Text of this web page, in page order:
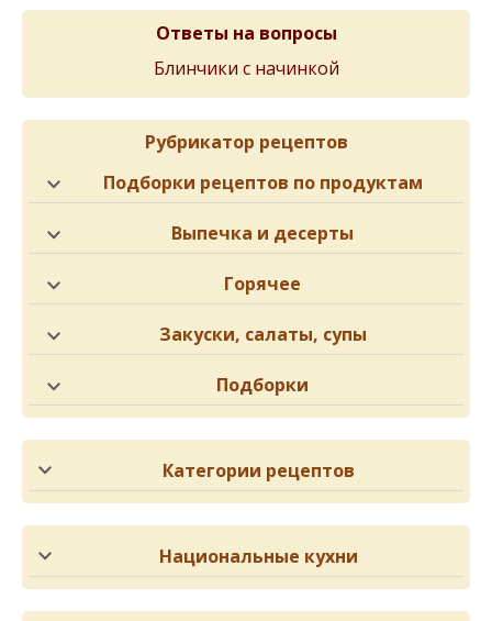
Ответы на вопросы
Блинчики с начинкой
Рубрикатор рецептов
Подборки рецептов по продуктам
Выпечка и десерты
Горячее
Закуски, салаты, супы
Подборки
Категории рецептов
Национальные кухни